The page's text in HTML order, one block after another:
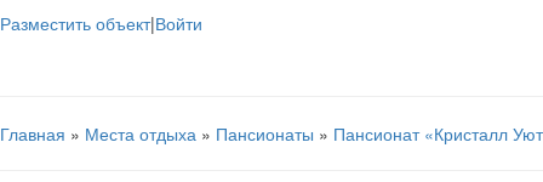
Разместить объект|Войти
Главная » Места отдыха » Пансионаты » Пансионат «Кристалл